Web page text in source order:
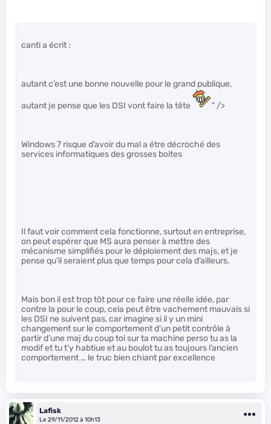
canti a écrit :
autant c’est une bonne nouvelle pour le grand publique,
autant je pense que les DSI vont faire la tête " />
Windows 7 risque d’avoir du mal a étre décroché des
services informatiques des grosses boites
Il faut voir comment cela fonctionne, surtout en entreprise,
on peut espérer que MS aura penser à mettre des
mécanisme simplifiés pour le déploiement des majs, et je
pense qu’il seraient plus que temps pour cela d’ailleurs.
Mais bon il est trop tôt pour ce faire une réelle idée, par
contre la pour le coup, cela peut être vachement mauvais si
les DSI ne suivent pas, car imagine si il y un mini
changement sur le comportement d’un petit contrôle à
partir d’une maj du coup toi sur ta machine perso tu as la
modif et tu t’y habtiue et au boulot tu as toujours l’ancien
comportement … le truc bien chiant par excellence
Lafisk
Le 29/11/2012 à 10h13